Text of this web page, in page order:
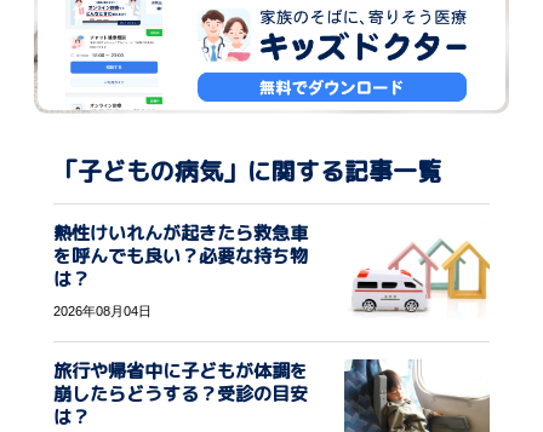
「子どもの病気」に関する記事一覧
熱性けいれんが起きたら救急車
を呼んでも良い？必要な持ち物
は？
2026年08月04日
旅行や帰省中に子どもが体調を
崩したらどうする？受診の目安
は？